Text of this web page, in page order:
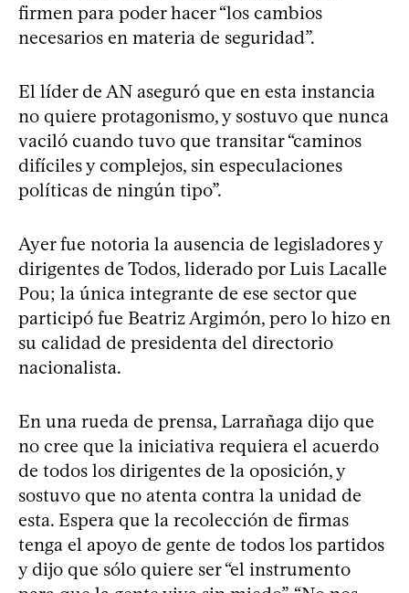
firmen para poder hacer “los cambios
necesarios en materia de seguridad”.
El líder de AN aseguró que en esta instancia
no quiere protagonismo, y sostuvo que nunca
vaciló cuando tuvo que transitar “caminos
difíciles y complejos, sin especulaciones
políticas de ningún tipo”.
Ayer fue notoria la ausencia de legisladores y
dirigentes de Todos, liderado por Luis Lacalle
Pou; la única integrante de ese sector que
participó fue Beatriz Argimón, pero lo hizo en
su calidad de presidenta del directorio
nacionalista.
En una rueda de prensa, Larrañaga dijo que
no cree que la iniciativa requiera el acuerdo
de todos los dirigentes de la oposición, y
sostuvo que no atenta contra la unidad de
esta. Espera que la recolección de firmas
tenga el apoyo de gente de todos los partidos
y dijo que sólo quiere ser “el instrumento